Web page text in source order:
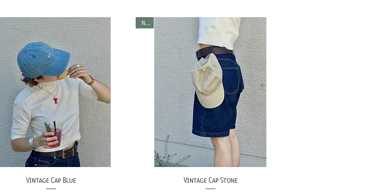
Vintage Cap Blue
NEU
Vintage Cap Stone